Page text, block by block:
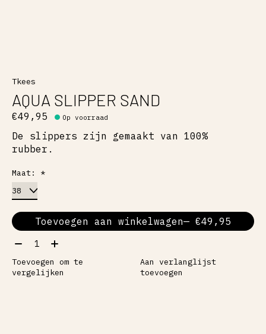
Tkees
AQUA SLIPPER SAND
€49,95 Op voorraad
De slippers zijn gemaakt van 100%
rubber.
Maat: *
Toevoegen aan winkelwagen
— €49,95
Aantal:
Toevoegen om te
vergelijken
Aan verlanglijst
toevoegen